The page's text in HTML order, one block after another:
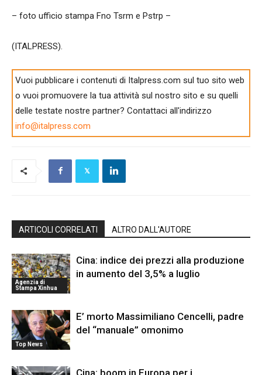
– foto ufficio stampa Fno Tsrm e Pstrp –
(ITALPRESS).
Vuoi pubblicare i contenuti di Italpress.com sul tuo sito web
o vuoi promuovere la tua attività sul nostro sito e su quelli
delle testate nostre partner? Contattaci all'indirizzo
info@italpress.com
ARTICOLI CORRELATI ALTRO DALL'AUTORE
Agenzia di
Stampa Xinhua
Cina: indice dei prezzi alla produzione
in aumento del 3,5% a luglio
Top News
E’ morto Massimiliano Cencelli, padre
del “manuale” omonimo
Cina: boom in Europa per i